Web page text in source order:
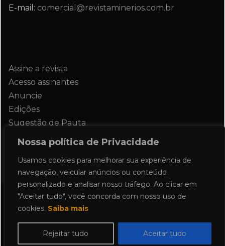
Nossa política de Privacidade
Usamos cookies para melhorar sua experiência de
navegação, veicular anúncios ou conteúdo
personalizado e analisar nosso tráfego. Ao clicar em
"Aceitar tudo", você concorda com nosso uso de
cookies. Saiba mais
Rejeitar tudo Aceitar tudo
E-mail: comercial@revistaminerios.com.br
Assine a revista
Acesso assinantes
Anuncie
Edições
Sugestão de Pauta
Contato
Todos os direitos reservados 2024.
Allure News by
Candid Themes .